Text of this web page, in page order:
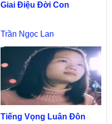
Giai Điệu Đời Con
Trần Ngọc Lan
Tiếng Vọng Luân Đôn